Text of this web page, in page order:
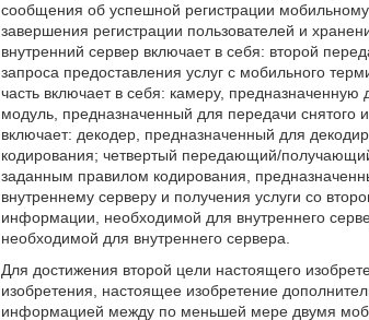
сообщения об успешной регистрации
завершения регистрации пользователей и
внутренний сервер включает в себя: второй
запроса предоставления услуг с мобильного
часть включает в себя: камеру,
модуль, предназначенный для передачи снятого
включает: декодер, предназначенный для
кодирования; четвертый передающий/
заданным правилом кодирования,
внутреннему серверу и получения услуги со
информации, необходимой для внутреннего
необходимой для внутреннего сервера.
Для достижения второй цели настоящего
изобретения, настоящее изобретение
информацией между по меньшей мере двумя